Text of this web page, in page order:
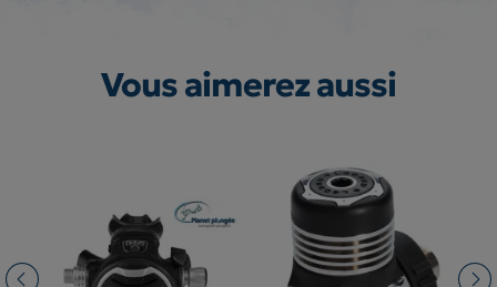
Vous aimerez aussi